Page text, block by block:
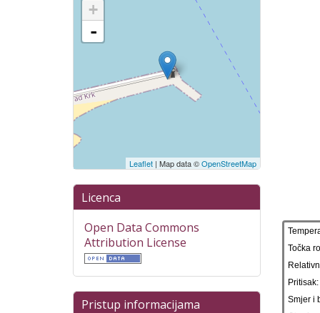
+
-
Leaflet| Map data ©OpenStreetMap
Licenca
Open Data Commons
Attribution License
Pristup informacijama